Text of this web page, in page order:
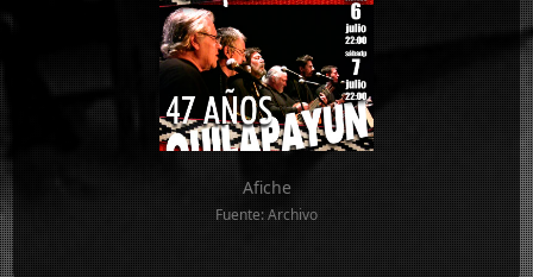
Afiche
Fuente: Archivo